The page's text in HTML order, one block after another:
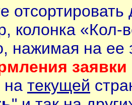
колонка «Кол-
нажимая на ее
заявки
на текущей